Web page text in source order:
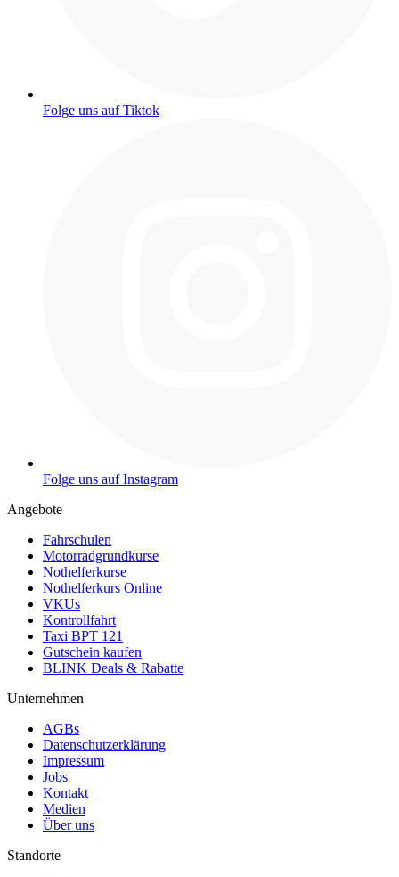
Folge uns auf Tiktok
Folge uns auf Instagram
Angebote
Fahrschulen
Motorradgrundkurse
Nothelferkurse
Nothelferkurs Online
VKUs
Kontrollfahrt
Taxi BPT 121
Gutschein kaufen
BLINK Deals & Rabatte
Unternehmen
AGBs
Datenschutzerklärung
Impressum
Jobs
Kontakt
Medien
Über uns
Standorte